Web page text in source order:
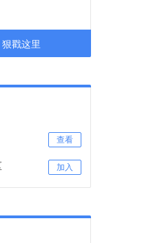
戳这里
查看
加入